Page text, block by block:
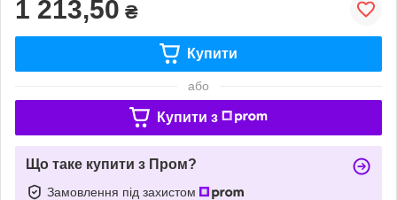
1 213,50 ₴
Купити
або
Купити з
Що таке купити з Пром?
Замовлення під захистом